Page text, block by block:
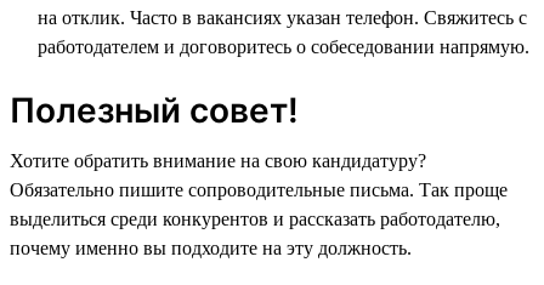
на отклик. Часто в вакансиях указан телефон. Свяжитесь с
работодателем и договоритесь о собеседовании напрямую.
Полезный совет!
Хотите обратить внимание на свою кандидатуру?
Обязательно пишите сопроводительные письма. Так проще
выделиться среди конкурентов и рассказать работодателю,
почему именно вы подходите на эту должность.